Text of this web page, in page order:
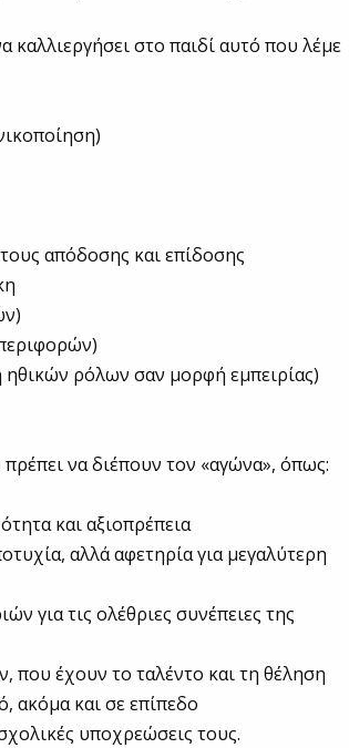
καλλιεργήσει στο παιδί αυτό που λέμε
απόδοσης και επίδοσης
ρόλων σαν μορφή εμπειρίας)
να διέπουν τον «αγώνα», όπως:
και αξιοπρέπεια
αλλά αφετηρία για μεγαλύτερη
για τις ολέθριες συνέπειες της
που έχουν το ταλέντο και τη θέληση
ακόμα και σε επίπεδο
υποχρεώσεις τους.